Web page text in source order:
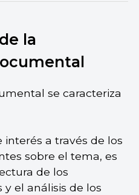
la
se caracteriza
interés a través de los
sobre el tema, es
de los
el análisis de los